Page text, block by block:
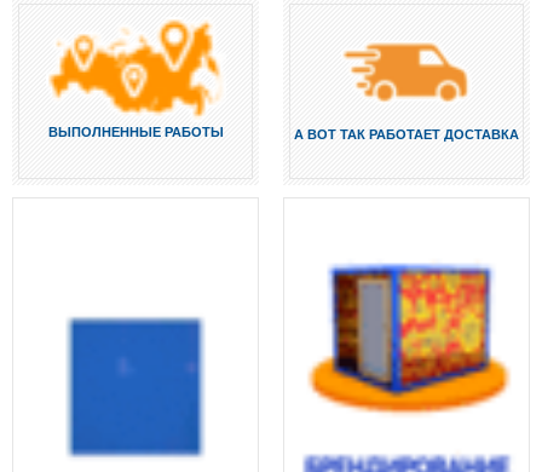
ВЫПОЛНЕННЫЕ РАБОТЫ А ВОТ ТАК РАБОТАЕТ ДОСТАВКА